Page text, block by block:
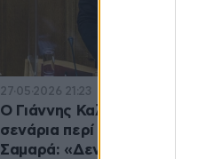
27·05·2026 21:23
Ο Γιάννης Καλλιάνος
σενάρια περί μετακίνησης
Σαμαρά: «Δεν έχω να πάω